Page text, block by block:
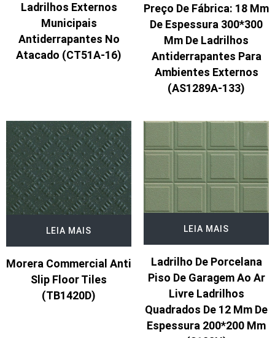
Ladrilhos Externos
Municipais
Antiderrapantes No
Atacado (CT51A-16)
Preço De Fábrica: 18 Mm
De Espessura 300*300
Mm De Ladrilhos
Antiderrapantes Para
Ambientes Externos
(AS1289A-133)
LEIA MAIS
Morera Commercial Anti
Slip Floor Tiles
(TB1420D)
LEIA MAIS
Ladrilho De Porcelana
Piso De Garagem Ao Ar
Livre Ladrilhos
Quadrados De 12 Mm De
Espessura 200*200 Mm